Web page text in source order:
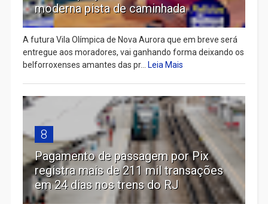
moderna pista de caminhada
A futura Vila Olímpica de Nova Aurora que em breve será
entregue aos moradores, vai ganhando forma deixando os
belforroxenses amantes das pr...
Leia Mais
8
Pagamento de passagem por Pix
registra mais de 211 mil transações
em 24 dias nos trens do RJ